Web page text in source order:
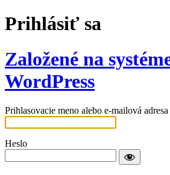
Prihlásiť sa
Založené na
WordPress
Prihlasovacie meno alebo e-mailová adresa
Heslo